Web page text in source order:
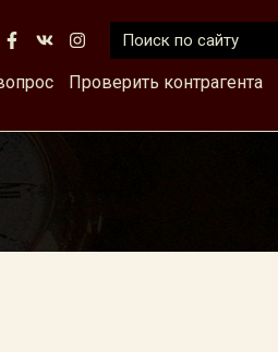
Проверить контрагента